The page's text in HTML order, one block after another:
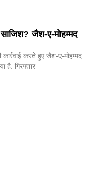
जैश-ए-मोहम्मद
करते हुए जैश-ए-मोहम्मद
है. गिरफ्तार